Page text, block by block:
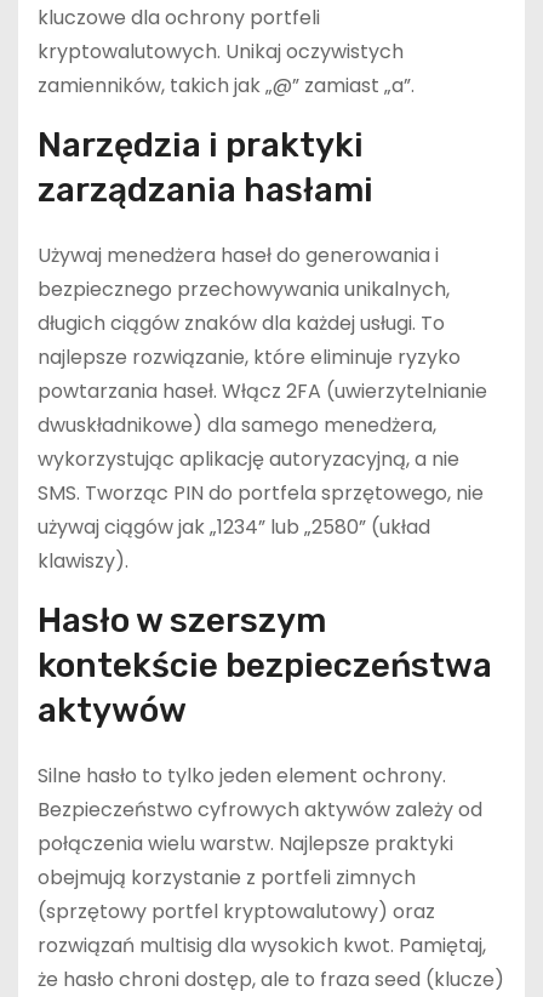
kluczowe dla ochrony portfeli
kryptowalutowych. Unikaj oczywistych
zamienników, takich jak „@” zamiast „a”.
Narzędzia i praktyki
zarządzania hasłami
Używaj menedżera haseł do generowania i
bezpiecznego przechowywania unikalnych,
długich ciągów znaków dla każdej usługi. To
najlepsze rozwiązanie, które eliminuje ryzyko
powtarzania haseł. Włącz 2FA (uwierzytelnianie
dwuskładnikowe) dla samego menedżera,
wykorzystując aplikację autoryzacyjną, a nie
SMS. Tworząc PIN do portfela sprzętowego, nie
używaj ciągów jak „1234” lub „2580” (układ
klawiszy).
Hasło w szerszym
kontekście bezpieczeństwa
aktywów
Silne hasło to tylko jeden element ochrony.
Bezpieczeństwo cyfrowych aktywów zależy od
połączenia wielu warstw. Najlepsze praktyki
obejmują korzystanie z portfeli zimnych
(sprzętowy portfel kryptowalutowy) oraz
rozwiązań multisig dla wysokich kwot. Pamiętaj,
że hasło chroni dostęp, ale to fraza seed (klucze)